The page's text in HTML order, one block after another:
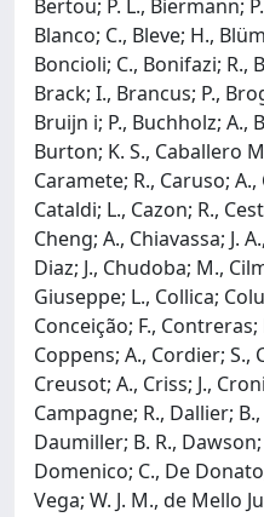
Bertou; P. L., Biermann;
Blanco; C., Bleve; H.,
Boncioli; C., Bonifazi; R.,
Brack; I., Brancus; P.,
Bruijn i; P., Buchholz; A.,
Burton; K. S., Caballero
Caramete; R., Caruso;
Cataldi; L., Cazon; R.,
Cheng; A., Chiavassa; J.
Diaz; J., Chudoba; M.,
Giuseppe; L., Collica;
Conceição; F., Contreras;
Coppens; A., Cordier; S.,
Creusot; A., Criss; J.,
Campagne; R., Dallier;
Daumiller; B. R.,
Domenico; C., De
Vega; W. J. M., de Mello